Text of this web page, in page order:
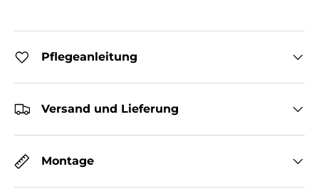
Pflegeanleitung
Versand und Lieferung
Montage